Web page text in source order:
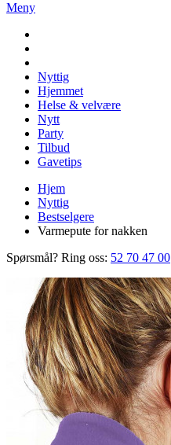
Meny
Nyttig
Hjemmet
Helse & velvære
Nytt
Party
Tilbud
Gavetips
Hjem
Nyttig
Bestselgere
Varmepute for nakken
Spørsmål? Ring oss: 52 70 47 00